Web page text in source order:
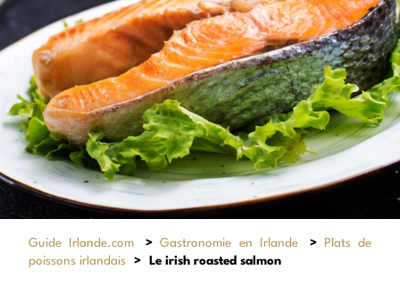
Guide Irlande.com >Gastronomie en Irlande >
Plats de
poissons irlandais
> Le irish roasted salmon